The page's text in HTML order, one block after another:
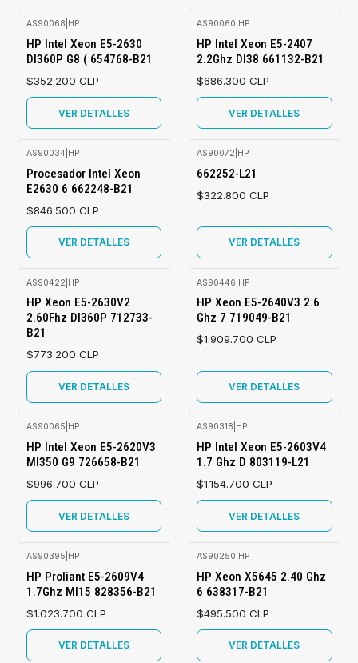
AS90068 HP
HP Intel Xeon E5-2630
Dl360P G8 ( 654768-B21
$352.200 CLP
VER DETALLES
AS90060 HP
HP Intel Xeon E5-2407
2.2Ghz Dl38 661132-B21
$686.300 CLP
VER DETALLES
AS90034 HP
Procesador Intel Xeon
E2630 6 662248-B21
$846.500 CLP
VER DETALLES
AS90072 HP
662252-L21
$322.800 CLP
VER DETALLES
AS90422 HP
HP Xeon E5-2630V2
2.60Fhz Dl360P 712733-
B21
$773.200 CLP
VER DETALLES
AS90446 HP
HP Xeon E5-2640V3 2.6
Ghz 7 719049-B21
$1.909.700 CLP
VER DETALLES
AS90065 HP
HP Intel Xeon E5-2620V3
Ml350 G9 726658-B21
$996.700 CLP
VER DETALLES
AS90318 HP
HP Intel Xeon E5-2603V4
1.7 Ghz D 803119-L21
$1.154.700 CLP
VER DETALLES
AS90395 HP
HP Proliant E5-2609V4
1.7Ghz Ml15 828356-B21
$1.023.700 CLP
VER DETALLES
AS90250 HP
HP Xeon X5645 2.40 Ghz
6 638317-B21
$495.500 CLP
VER DETALLES